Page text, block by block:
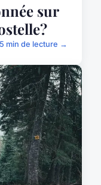
sur
5 min de lecture →